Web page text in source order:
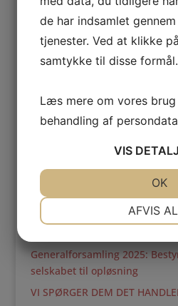
Nyeste indlæg
Foråret 2026: Formandskabet
Interview: Det sidste ord – er
Vi spørger dem det handler
forandres
Folkemøde 2025: Vi spørger
Hør, hvad der bliver sagt!
Generalforsamling 2025:
selskabet til opløsning
VI SPØRGER DEM DET
de har indsamlet
tjenester. Ved at klikke
samtykke til disse formål.
Læs mere om vores
behandling af persondata
VIS
MARKETING
AFVIS
OK